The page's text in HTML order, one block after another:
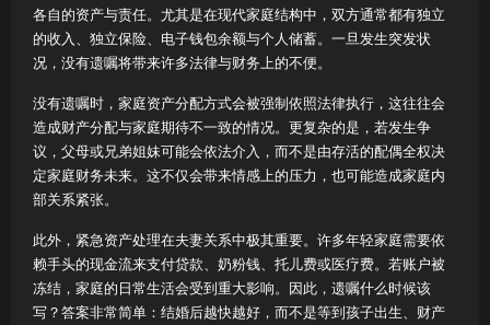
各自的资产与责任。尤其是在现代家庭结构中，双方通常都有独立
的收入、独立保险、电子钱包余额与个人储蓄。一旦发生突发状
况，没有遗嘱将带来许多法律与财务上的不便。
没有遗嘱时，家庭资产分配方式会被强制依照法律执行，这往往会
造成财产分配与家庭期待不一致的情况。更复杂的是，若发生争
议，父母或兄弟姐妹可能会依法介入，而不是由存活的配偶全权决
定家庭财务未来。这不仅会带来情感上的压力，也可能造成家庭内
部关系紧张。
此外，紧急资产处理在夫妻关系中极其重要。许多年轻家庭需要依
赖手头的现金流来支付贷款、奶粉钱、托儿费或医疗费。若账户被
冻结，家庭的日常生活会受到重大影响。因此，遗嘱什么时候该
写？答案非常简单：结婚后越快越好，而不是等到孩子出生、财产